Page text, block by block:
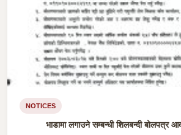
NOTICES
भाडामा लगाउने सम्बन्धी शिलबन्दी बोलपत्र